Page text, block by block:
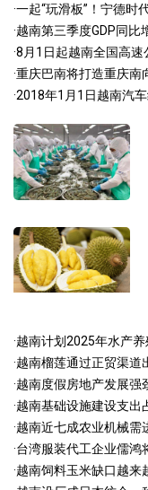
·一起“玩滑板”！宁德时
·越南第三季度GDP同比
·8月1日起越南全国高速
·重庆巴南将打造重庆南
·2018年1月1日越南汽
·越南计划2025年水产养
·越南榴莲通过正贸渠道
·越南度假房地产发展强
·越南基础设施建设支出
·越南近七成农业机械需
·台湾服装代工企业儒鸿
·越南饲料玉米缺口越来